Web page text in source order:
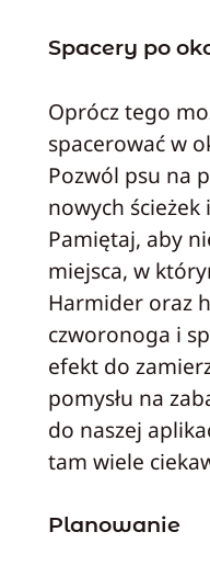
Spacery po
Oprócz tego
spacerować w
Pozwól psu na
nowych ścieżek
Pamiętaj, aby
miejsca, w
Harmider oraz
czworonoga i
efekt do
pomysłu na
do naszej
tam wiele
Planowanie